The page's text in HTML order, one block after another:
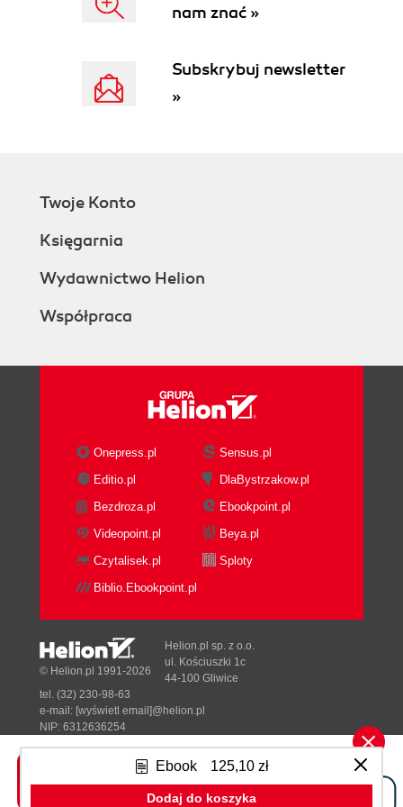
Ebook 125,10 zł
Dodaj do koszyka
nam znać »
Subskrybuj newsletter
»
Twoje Konto
Księgarnia
Wydawnictwo Helion
Współpraca
Onepress.pl
Sensus.pl
Editio.pl
DlaBystrzakow.pl
Bezdroza.pl
Ebookpoint.pl
Videopoint.pl
Beya.pl
Czytalisek.pl
Sploty
Biblio.Ebookpoint.pl
Tonik.pl
© Helion.pl 1991-2026
Helion.pl sp. z o.o.
ul. Kościuszki 1c
44-100 Gliwice
tel. (32) 230-98-63
e-mail: [wyświetl email]@helion.pl
NIP: 6312636254